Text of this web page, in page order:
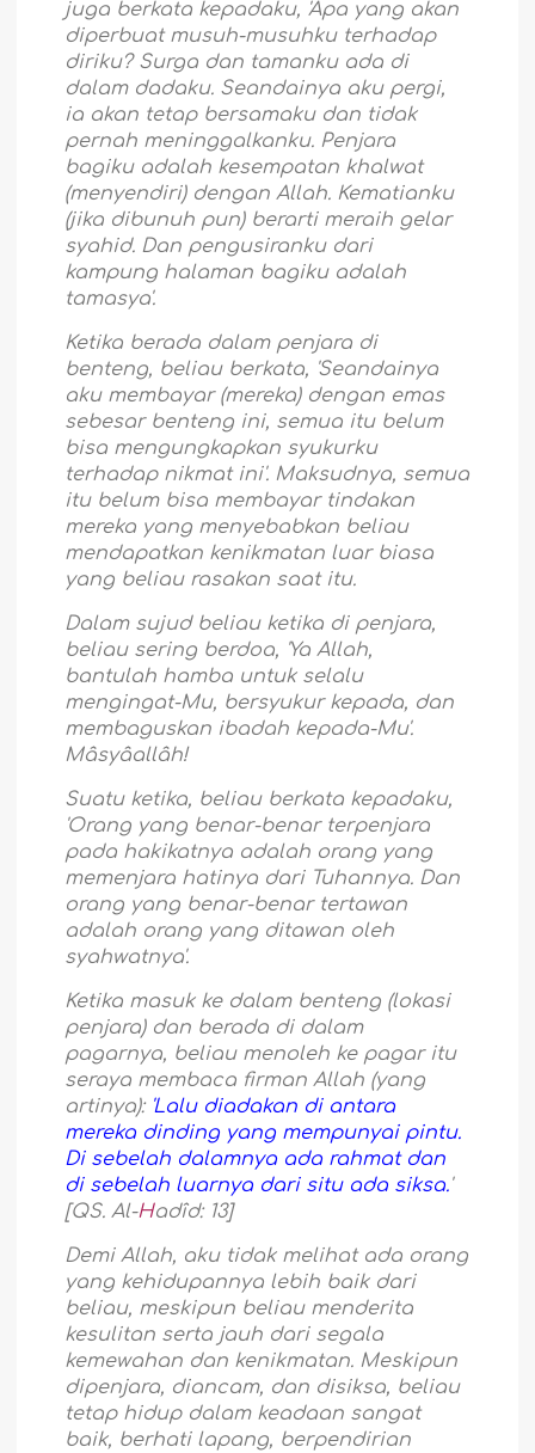
juga berkata kepadaku, 'Apa yang akan
diperbuat musuh-musuhku terhadap
diriku? Surga dan tamanku ada di
dalam dadaku. Seandainya aku pergi,
ia akan tetap bersamaku dan tidak
pernah meninggalkanku. Penjara
bagiku adalah kesempatan khalwat
(menyendiri) dengan Allah. Kematianku
(jika dibunuh pun) berarti meraih gelar
syahid. Dan pengusiranku dari
kampung halaman bagiku adalah
tamasya'.
Ketika berada dalam penjara di
benteng, beliau berkata, 'Seandainya
aku membayar (mereka) dengan emas
sebesar benteng ini, semua itu belum
bisa mengungkapkan syukurku
terhadap nikmat ini'. Maksudnya, semua
itu belum bisa membayar tindakan
mereka yang menyebabkan beliau
mendapatkan kenikmatan luar biasa
yang beliau rasakan saat itu.
Dalam sujud beliau ketika di penjara,
beliau sering berdoa, 'Ya Allah,
bantulah hamba untuk selalu
mengingat-Mu, bersyukur kepada, dan
membaguskan ibadah kepada-Mu'.
Mâsyâallâh!
Suatu ketika, beliau berkata kepadaku,
'Orang yang benar-benar terpenjara
pada hakikatnya adalah orang yang
memenjara hatinya dari Tuhannya. Dan
orang yang benar-benar tertawan
adalah orang yang ditawan oleh
syahwatnya'.
Ketika masuk ke dalam benteng (lokasi
penjara) dan berada di dalam
pagarnya, beliau menoleh ke pagar itu
seraya membaca firman Allah (yang
artinya):' Lalu diadakan di antara
mereka dinding yang mempunyai pintu.
Di sebelah dalamnya ada rahmat dan
di sebelah luarnya dari situ ada siksa.
[QS. Al-Hadîd: 13]
Demi Allah, aku tidak melihat ada orang
yang kehidupannya lebih baik dari
beliau, meskipun beliau menderita
kesulitan serta jauh dari segala
kemewahan dan kenikmatan. Meskipun
dipenjara, diancam, dan disiksa, beliau
tetap hidup dalam keadaan sangat
baik, berhati lapang, berpendirian